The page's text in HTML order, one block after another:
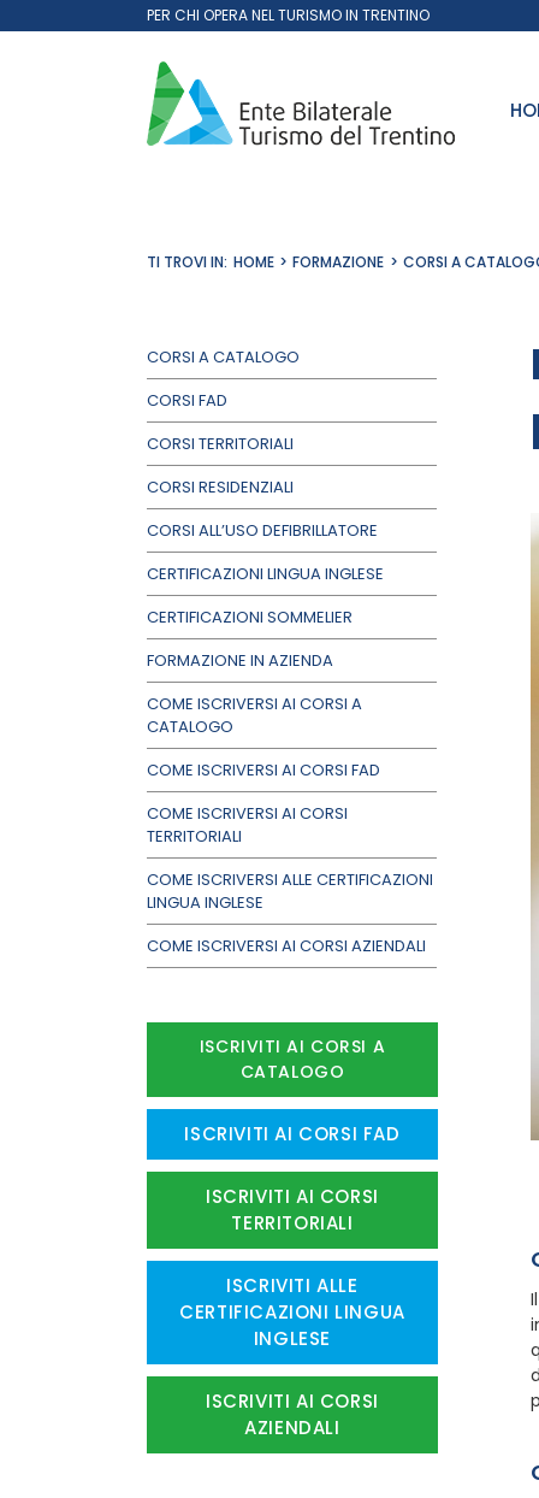
al
PER CHI OPERA NEL TURISMO IN TRENTINO
TI TROVI IN: HOME FORMAZIONE CORSI A
CORSI A CATALOGO
CORSI FAD
CORSI TERRITORIALI
CORSI RESIDENZIALI
CORSI ALL’USO DEFIBRILLATORE
CERTIFICAZIONI LINGUA INGLESE
CERTIFICAZIONI SOMMELIER
FORMAZIONE IN AZIENDA
COME ISCRIVERSI AI CORSI A
CATALOGO
COME ISCRIVERSI AI CORSI FAD
COME ISCRIVERSI AI CORSI
TERRITORIALI
COME ISCRIVERSI ALLE CERTIFICAZIONI
LINGUA INGLESE
COME ISCRIVERSI AI CORSI AZIENDALI
ISCRIVITI AI CORSI A
CATALOGO
ISCRIVITI AI CORSI FAD
ISCRIVITI AI CORSI
TERRITORIALI
ISCRIVITI ALLE
CERTIFICAZIONI LINGUA
INGLESE
ISCRIVITI AI CORSI
AZIENDALI